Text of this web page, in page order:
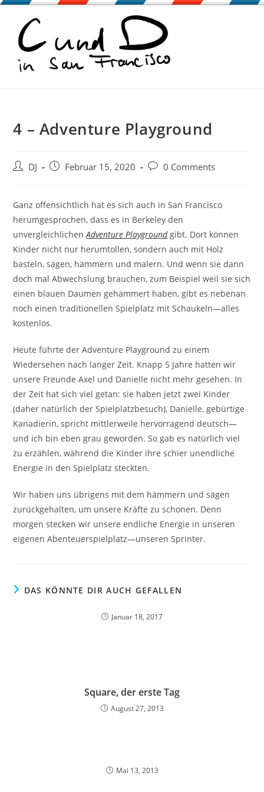
Zum
springen
4 – Adventure Playground
Beitrags-
DJ
BeitragFebruar 15, 2020
Beitrags-
0 Comments
Ganz offensichtlich hat es sich auch in San Francisco
herumgesprochen, dass es in Berkeley den
unvergleichlichenAdventure Playgroundgibt. Dort können
Kinder nicht nur herumtollen, sondern auch mit Holz
basteln, sägen, hämmern und malern. Und wenn sie dann
doch mal Abwechslung brauchen, zum Beispiel weil sie sich
einen blauen Daumen gehämmert haben, gibt es nebenan
noch einen traditionellen Spielplatz mit Schaukeln—alles
kostenlos.
Heute führte der Adventure Playground zu einem
Wiedersehen nach langer Zeit. Knapp 5 Jahre hatten wir
unsere Freunde Axel und Danielle nicht mehr gesehen. In
der Zeit hat sich viel getan: sie haben jetzt zwei Kinder
(daher natürlich der Spielplatzbesuch), Danielle, gebürtige
Kanadierin, spricht mittlerweile hervorragend deutsch—
und ich bin eben grau geworden. So gab es natürlich viel
zu erzählen, während die Kinder ihre schier unendliche
Energie in den Spielplatz steckten.
Wir haben uns übrigens mit dem hämmern und sägen
zurückgehalten, um unsere Kräfte zu schonen. Denn
morgen stecken wir unsere endliche Energie in unseren
eigenen Abenteuerspielplatz—unseren Sprinter.
DAS KÖNNTE DIR AUCH GEFALLEN
Januar 18, 2017
Square, der erste Tag
August 27, 2013
Mai 13, 2013